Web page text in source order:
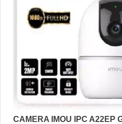
CAMERA IMOU IPC A22EP